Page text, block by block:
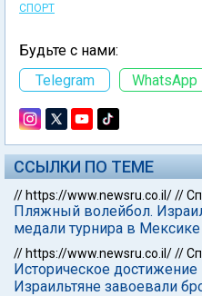
СПОРТ
Будьте с нами:
Telegram
WhatsApp
ССЫЛКИ ПО ТЕМЕ
// https://www.newsru.co.il///
Пляжный волейбол.
медали турнира в Мексике
// https://www.newsru.co.il///
Историческое
Израильтяне завоевали